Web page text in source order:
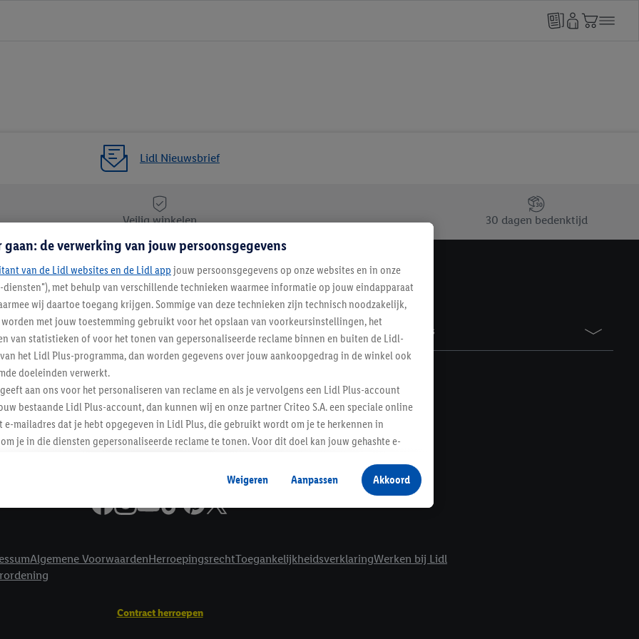
Lidl Nieuwsbrief
Veilig winkelen 30 dagen bedenktijd
Lidl Nieuwsbrief
Schrijf je in
Informatie Awards
Algemene VoorwaardenHerroepingsrechtToegankelijkheidsverklaringWerken bij Lidl
Contract herroepen
de verwerking van jouw persoonsgegevens
van de Lidl websites en de Lidl app jouw persoonsgegevens op onze websites en in onze
met behulp van verschillende technieken waarmee informatie op jouw eindapparaat
wij daartoe toegang krijgen. Sommige van deze technieken zijn technisch noodzakelijk,
met jouw toestemming gebruikt voor het opslaan van voorkeursinstellingen, het
van statistieken of voor het tonen van gepersonaliseerde reclame binnen en buiten de Lidl-
het Lidl Plus-programma, dan worden gegevens over jouw aankoopgedrag in de winkel ook
doeleinden verwerkt.
aan ons voor het personaliseren van reclame en als je vervolgens een Lidl Plus-account
bestaande Lidl Plus-account, dan kunnen wij en onze partner Criteo S.A. een speciale online
mailadres dat je hebt opgegeven in Lidl Plus, die gebruikt wordt om je te herkennen in
je in die diensten gepersonaliseerde reclame te tonen. Voor dit doel kan jouw gehashte e-
geeft, dan kunnen retargeting advertenties worden weergegeven voor producten waarin je
(bijvoorbeeld door het product in een winkelmandje van een online winkel te plaatsen
andere identifiers of met identifiers waarover Criteo S.A. beschikt, aan jou kunnen worden
instemt. Verder kan je er meer informatie vinden over de gegevensverwerking.
Weigeren Aanpassen Akkoord